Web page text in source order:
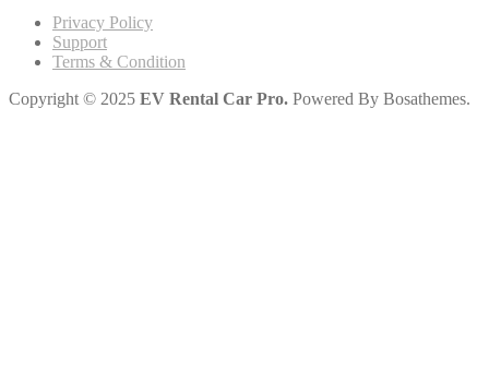
Privacy Policy
Support
Terms & Condition
Copyright © 2025 EV Rental Car Pro. Powered By Bosathemes.